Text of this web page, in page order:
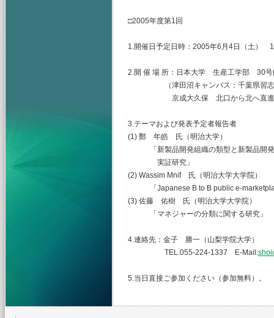
□2005年度第1回
1.開催日予定日時：2005年6月4日（土）
2.開 催 場 所：日本大学 生産工学部 30
（津田沼キャンパス：千葉県習志
京成大久保 北口から北へ直進
3.テーマおよび発表予定者報告者
(1) 鄭 年皓 氏（明治大学）
「新製品開発組織の類型と新製品開発
実証研究」
(2) Wassim Mnif 氏（明治大学大学院）
「Japanese B to B public e-
(3) 佐藤 佑樹 氏（明治大学大学院）
「マネジャーの分類に関する研究」
4.連絡先：金子 勝一（山梨学院大学）
TEL.055-224-1337 E-Mail:
5.当日直接ご参加ください（参加無料）。